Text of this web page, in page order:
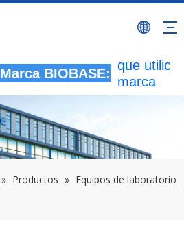
Marca BIOBASE:
que
marca
BIOBASE
una
» Productos » Equipos de laboratorio